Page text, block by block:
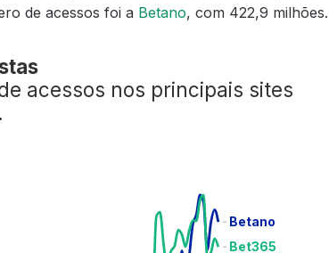
de acessos foi a Betano, com 422,9 milhões.